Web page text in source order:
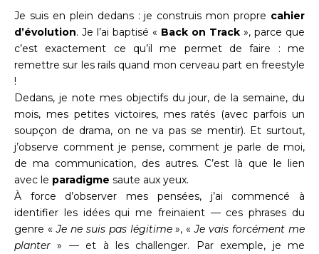
Je suis en plein dedans : je construis mon propre cahier
d’évolution. Je l’ai baptisé « Back on Track », parce que
c’est exactement ce qu’il me permet de faire : me
remettre sur les rails quand mon cerveau part en freestyle
!
Dedans, je note mes objectifs du jour, de la semaine, du
mois, mes petites victoires, mes ratés (avec parfois un
soupçon de drama, on ne va pas se mentir). Et surtout,
j’observe comment je pense, comment je parle de moi,
de ma communication, des autres. C’est là que le lien
avec le paradigme saute aux yeux.
À force d’observer mes pensées, j’ai commencé à
identifier les idées qui me freinaient — ces phrases du
genre «Je ne suis pas légitime», «Je vais forcément me
planter » — et à les challenger. Par exemple, je me